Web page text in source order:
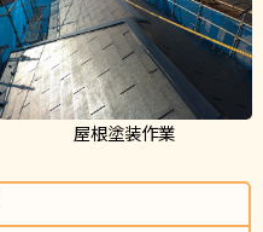
屋根塗装作業